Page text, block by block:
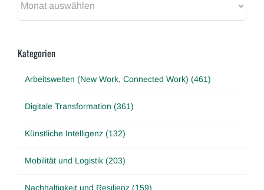
Kategorien
Arbeitswelten (New Work, Connected Work) (461)
Digitale Transformation (361)
Künstliche Intelligenz (132)
Mobilität und Logistik (203)
Nachhaltigkeit und Resilienz (159)